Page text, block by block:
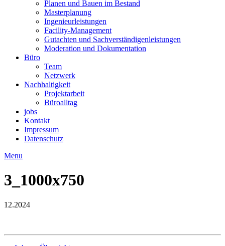
Planen und Bauen im Bestand
Masterplanung
Ingenieurleistungen
Facility-Management
Gutachten und Sachverständigenleistungen
Moderation und Dokumentation
Büro
Team
Netzwerk
Nachhaltigkeit
Projektarbeit
Büroalltag
jobs
Kontakt
Impressum
Datenschutz
Menu
3_1000x750
12.2024